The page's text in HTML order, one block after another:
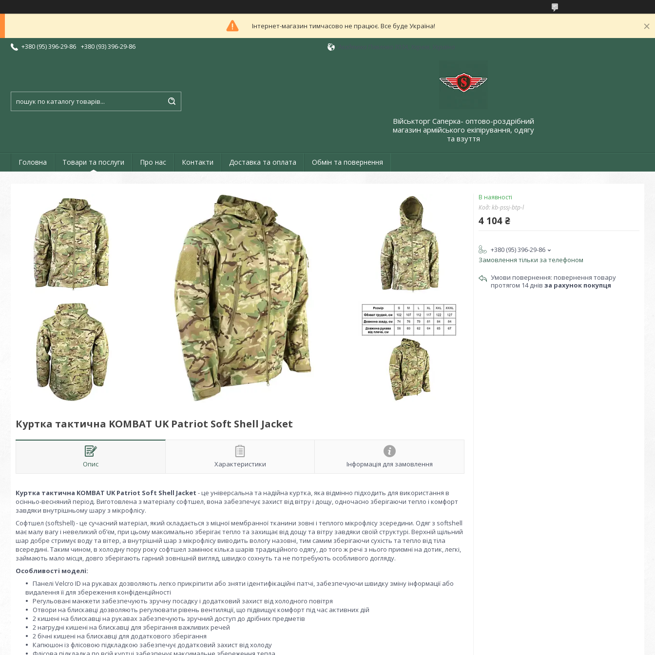
Інтернет-магазин тимчасово не працює. Все буде Україна!
+380 (95) 396-29-86 +380 (93) 396-29-86
Військторг Саперка- оптово-роздрібний
магазин армійського екіпірування, одягу
та взуття
Головна Товари та послуги Про нас Контакти Доставка та оплата Обмін та повернення
Куртка тактична KOMBAT UK Patriot Soft Shell Jacket
Опис Характеристики Інформація для замовлення
Куртка тактична KOMBAT UK Patriot Soft Shell Jacket - це універсальна та надійна куртка, яка відмінно підходить для використання в
осінньо-весняний період. Виготовлена з матеріалу софтшел, вона забезпечує захист від вітру і дощу, одночасно зберігаючи тепло і комфорт
завдяки внутрішньому шару з мікрофлісу.
Софтшел (softshell) - це сучасний матеріал, який складається з міцної мембранної тканини зовні і теплого мікрофлісу зсередини. Одяг з softshell
має малу вагу і невеликий об’єм, при цьому максимально зберігає тепло та захищає від дощу та вітру завдяки своїй структурі. Верхній щільний
шар добре стримує воду та вітер, а внутрішній шар з мікрофлісу виводить вологу назовні, тим самим зберігаючи сухість та тепло від тіла
всередині. Таким чином, в холодну пору року софтшел замінює кілька шарів традиційного одягу, до того ж речі з нього приємні на дотик, легкі,
займають мало місця, довго зберігають гарний зовнішній вигляд, швидко сохнуть та не потребують особливого догляду.
Особливості моделі:
Панелі Velcro ID на рукавах дозволяють легко прикріпити або зняти ідентифікаційні патчі, забезпечуючи швидку зміну інформації або
видалення її для збереження конфіденційності
Регульовані манжети забезпечують зручну посадку і додатковий захист від холодного повітря
Отвори на блискавці дозволяють регулювати рівень вентиляції, що підвищує комфорт під час активних дій
2 кишені на блискавці на рукавах забезпечують зручний доступ до дрібних предметів
2 нагрудні кишені на блискавці для зберігання важливих речей
2 бічні кишені на блискавці для додаткового зберігання
Капюшон із флісовою підкладкою забезпечує додатковий захист від холоду
В наявності
Код:kb-pssj-btp-l
4 104 ₴
+380 (95) 396-29-86
Замовлення тільки за телефоном
повернення товару
протягом 14 днів за рахунок покупця